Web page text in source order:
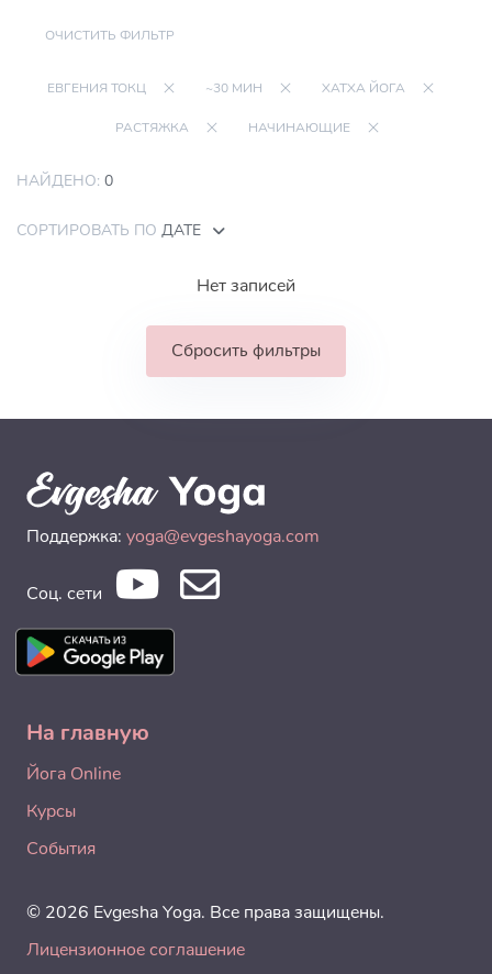
ОЧИСТИТЬ ФИЛЬТР
ЕВГЕНИЯ ТОКЦ ~30 МИН ХАТХА ЙОГА
РАСТЯЖКА НАЧИНАЮЩИЕ
НАЙДЕНО: 0
СОРТИРОВАТЬ ПО ДАТЕ
Нет записей
Сбросить фильтры
Поддержка: yoga@evgeshayoga.com
Соц. сети
На главную
Йога Online
Курсы
События
© 2026 Evgesha Yoga. Все права защищены.
Лицензионное соглашение